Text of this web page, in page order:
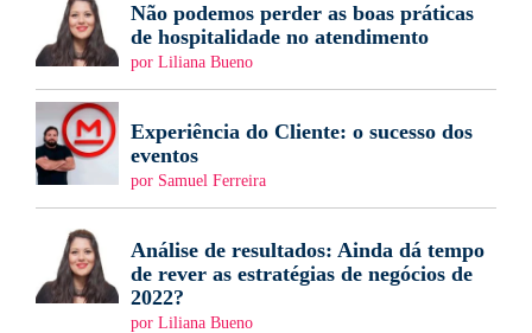
Não podemos perder as boas práticas
de hospitalidade no atendimento
por Liliana Bueno
Experiência do Cliente: o sucesso dos
eventos
por Samuel Ferreira
Análise de resultados: Ainda dá tempo
de rever as estratégias de negócios de
2022?
por Liliana Bueno